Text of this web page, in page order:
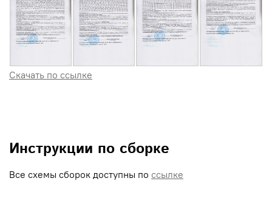
Скачать по ссылке
Инструкции по сборке
Все схемы сборок доступны по ссылке